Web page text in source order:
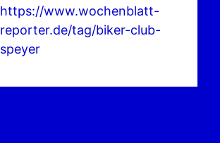
https://www.wochenblatt-
reporter.de/tag/biker-club-
speyer